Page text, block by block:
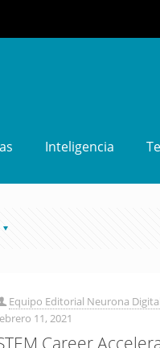
Inteligencia
Equipo Editorial Neurona Digital
11, 2021
Career